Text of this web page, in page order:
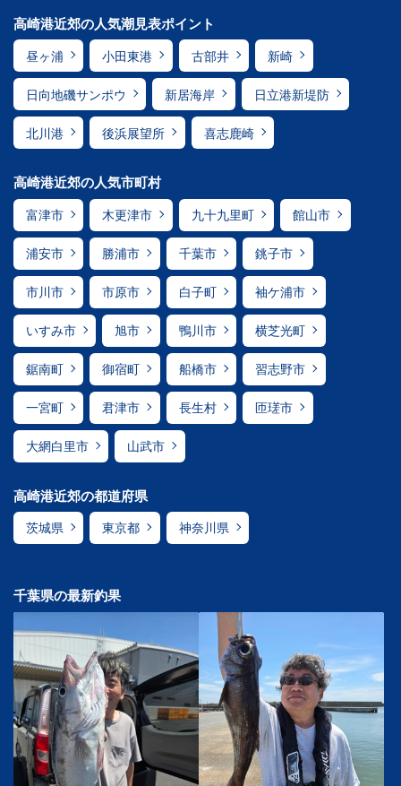
高崎港近郊の人気潮見表ポイント
昼ヶ浦 小田東港 古部井 新崎
日向地磯サンポウ 新居海岸 日立港新堤防
北川港 後浜展望所 喜志鹿崎
高崎港近郊の人気市町村
富津市 木更津市 九十九里町 館山市
浦安市 勝浦市 千葉市 銚子市
市川市 市原市 白子町 袖ケ浦市
いすみ市 旭市 鴨川市 横芝光町
鋸南町 御宿町 船橋市 習志野市
一宮町 君津市 長生村 匝瑳市
大網白里市 山武市
高崎港近郊の都道府県
茨城県 東京都 神奈川県
千葉県の最新釣果